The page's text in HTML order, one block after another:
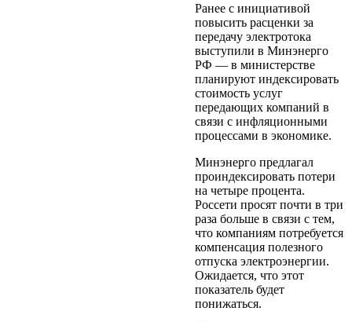
Ранее с инициативой
повысить расценки за
передачу электротока
выступили в Минэнерго
РФ — в министерстве
планируют индексировать
стоимость услуг
передающих компаний в
связи с инфляционными
процессами в экономике.
Минэнерго предлагал
проиндексировать потери
на четыре процента.
Россети просят почти в три
раза больше в связи с тем,
что компаниям потребуется
компенсация полезного
отпуска электроэнергии.
Ожидается, что этот
показатель будет
понижаться.